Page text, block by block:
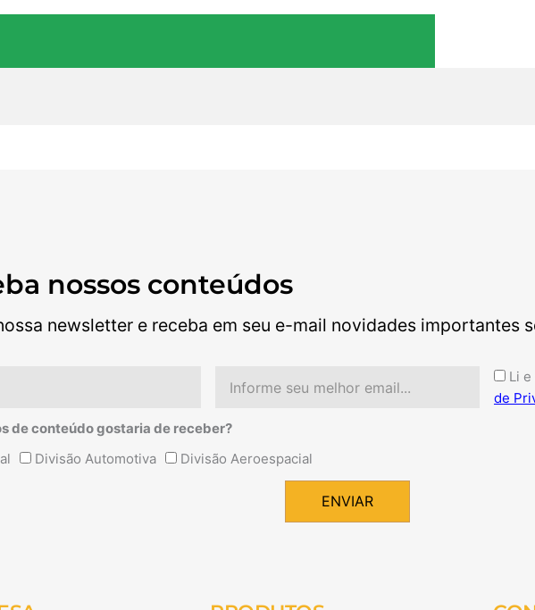
nossos conteúdos
newsletter e receba em seu e-mail novidades importantes
Aceite
Li
de
de conteúdo gostaria de receber?
Divisão Automotiva Divisão Aeroespacial
ENVIAR